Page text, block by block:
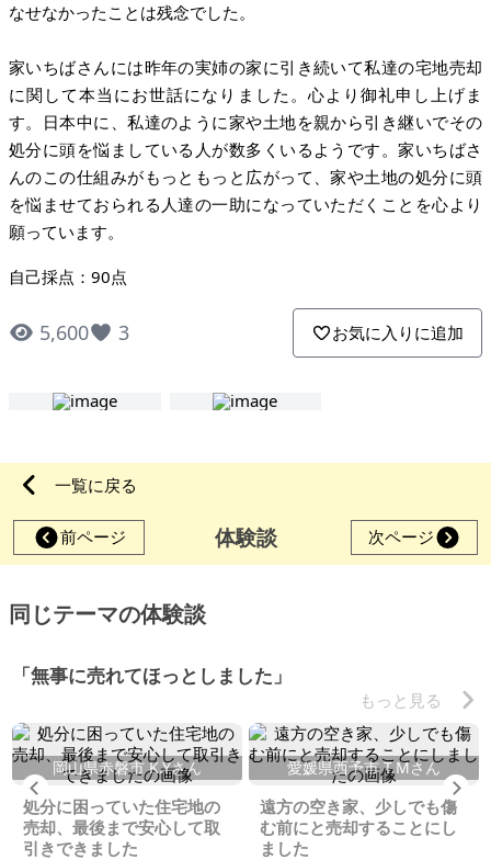
なせなかったことは残念でした。
家いちばさんには昨年の実姉の家に引き続いて私達の宅地売却
に関して本当にお世話になりました。心より御礼申し上げま
す。日本中に、私達のように家や土地を親から引き継いでその
処分に頭を悩ましている人が数多くいるようです。家いちばさ
んのこの仕組みがもっともっと広がって、家や土地の処分に頭
を悩ませておられる人達の一助になっていただくことを心より
願っています。
自己採点：90点
5,600 3 お気に入りに追加
一覧に戻る
前ページ 体験談 次ページ
同じテーマの体験談
「無事に売れてほっとしました」
もっと見る
Previous
岡山県赤磐市 K.Yさん
処分に困っていた住宅地の
売却、最後まで安心して取
引きできました
愛媛県西予市 T.Mさん
遠方の空き家、少しでも傷
む前にと売却することにし
ました